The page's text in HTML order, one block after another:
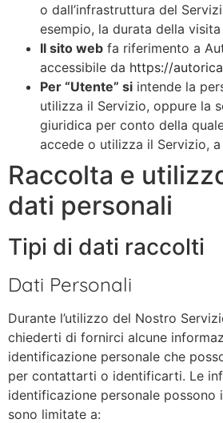
o dall’infrastruttura del
esempio, la durata della
Il sito web fa riferimento a
accessibile da https://
Per “Utente” si intende la
utilizza il Servizio, oppure la
giuridica per conto della
accede o utilizza il Servizio,
Raccolta e
dati personali
Tipi di dati raccolti
Dati Personali
Durante l’utilizzo del Nostro
chiederti di fornirci alcune
identificazione personale che
per contattarti o identificarti. Le
identificazione personale possono
sono limitate a: